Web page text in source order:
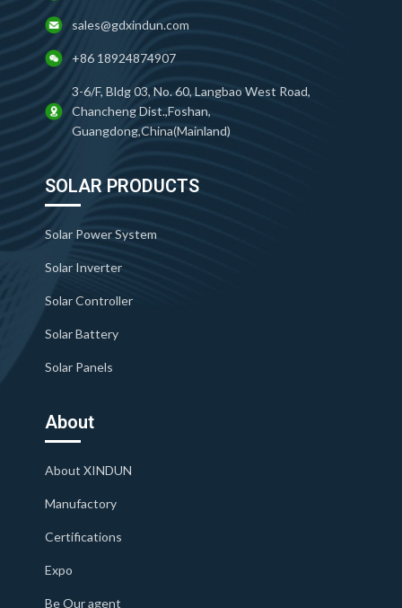
sales@gdxindun.com
+86 18924874907
3-6/F, Bldg 03, No. 60, Langbao West Road,
Chancheng Dist.,Foshan,
Guangdong,China(Mainland)
SOLAR PRODUCTS
Solar Power System
Solar Inverter
Solar Controller
Solar Battery
Solar Panels
About
About XINDUN
Manufactory
Certifications
Expo
Be Our agent